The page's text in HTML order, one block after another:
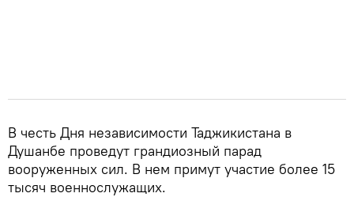
В честь Дня независимости Таджикистана в
Душанбе проведут грандиозный парад
вооруженных сил. В нем примут участие более 15
тысяч военнослужащих.